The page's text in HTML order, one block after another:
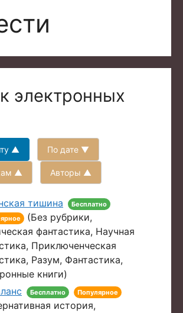
электронных
▲ По дате ▼
▲ Авторы ▲
тишина
Бесплатно
(Без рубрики,
фантастика, Научная
Приключенческая
Разум, Фантастика,
книги)
Бесплатно Популярное
история,